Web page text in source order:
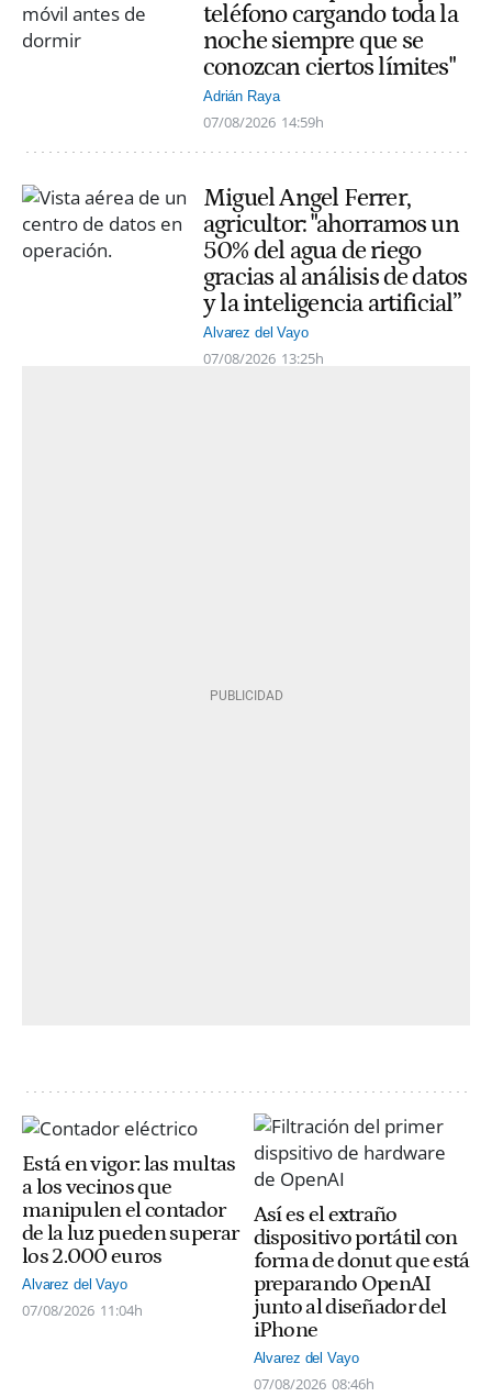
teléfono cargando toda la
noche siempre que se
conozcan ciertos límites"
Adrián Raya
07/08/2026 14:59h
Miguel Angel Ferrer,
agricultor: "ahorramos un
50% del agua de riego
gracias al análisis de datos
y la inteligencia artificial”
Alvarez del Vayo
07/08/2026 13:25h
Está en vigor: las multas
a los vecinos que
manipulen el contador
de la luz pueden superar
los 2.000 euros
Alvarez del Vayo
07/08/2026 11:04h
Así es el extraño
dispositivo portátil con
forma de donut que está
preparando OpenAI
junto al diseñador del
iPhone
Alvarez del Vayo
07/08/2026 08:46h